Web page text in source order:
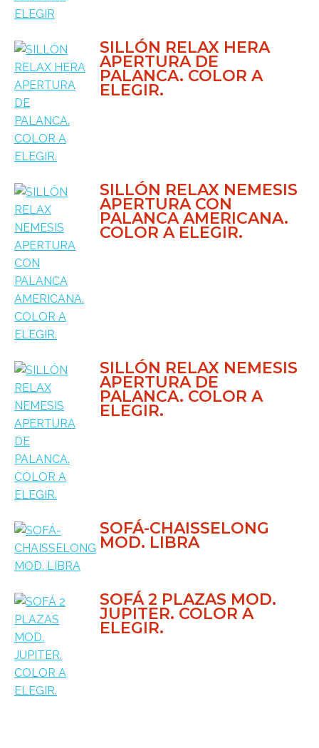
SILLÓN RELAX HERA
APERTURA DE
PALANCA. COLOR A
ELEGIR.
SILLÓN RELAX NEMESIS
APERTURA CON
PALANCA AMERICANA.
COLOR A ELEGIR.
SILLÓN RELAX NEMESIS
APERTURA DE
PALANCA. COLOR A
ELEGIR.
SOFÁ-CHAISSELONG
MOD. LIBRA
SOFÁ 2 PLAZAS MOD.
JUPITER. COLOR A
ELEGIR.